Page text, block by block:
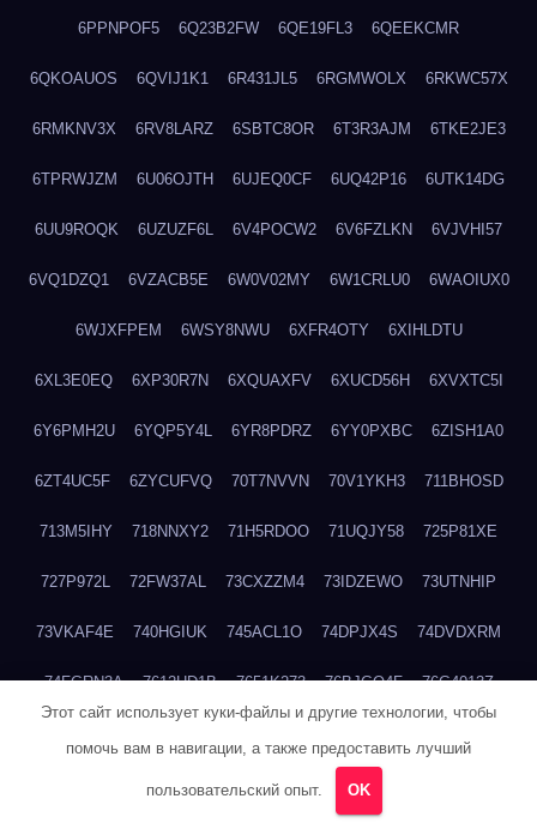
6PPNPOF5 6Q23B2FW 6QE19FL3 6QEEKCMR
6QKOAUOS 6QVIJ1K1 6R431JL5 6RGMWOLX 6RKWC57X
6RMKNV3X 6RV8LARZ 6SBTC8OR 6T3R3AJM 6TKE2JE3
6TPRWJZM 6U06OJTH 6UJEQ0CF 6UQ42P16 6UTK14DG
6UU9ROQK 6UZUZF6L 6V4POCW2 6V6FZLKN 6VJVHI57
6VQ1DZQ1 6VZACB5E 6W0V02MY 6W1CRLU0 6WAOIUX0
6WJXFPEM 6WSY8NWU 6XFR4OTY 6XIHLDTU
6XL3E0EQ 6XP30R7N 6XQUAXFV 6XUCD56H 6XVXTC5I
6Y6PMH2U 6YQP5Y4L 6YR8PDRZ 6YY0PXBC 6ZISH1A0
6ZT4UC5F 6ZYCUFVQ 70T7NVVN 70V1YKH3 711BHOSD
713M5IHY 718NNXY2 71H5RDOO 71UQJY58 725P81XE
727P972L 72FW37AL 73CXZZM4 73IDZEWO 73UTNHIP
73VKAF4E 740HGIUK 745ACL1O 74DPJX4S 74DVDXRM
74FGRN3A 7612HD1B 7651K273 76BJGQ4F 76G4013Z
780FZHSV 78Q29S80
Этот сайт использует куки-файлы и другие технологии, чтобы
помочь вам в навигации, а также предоставить лучший
пользовательский опыт. OK